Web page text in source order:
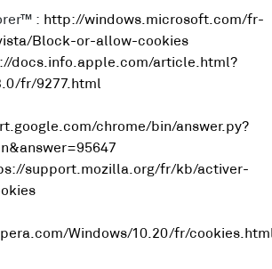
: http://windows.microsoft.com/fr-
Block-or-allow-cookies
docs.info.apple.com/article.html?
fr/9277.html
chrome/bin/answer.py?
support.mozilla.org/fr/kb/activer-
Windows/10.20/fr/